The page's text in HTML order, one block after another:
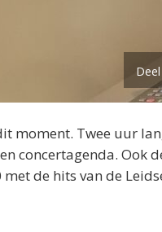
moment. Twee uur
concertagenda. Ook
de hits van de